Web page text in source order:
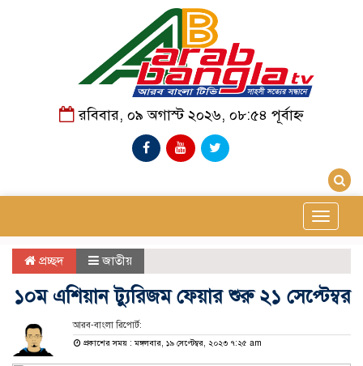
রবিবার, ০৯ অগাস্ট ২০২৬, ০৮:৫৪ পূর্বাহ্ন
Toggle
প্রচ্ছদ জাতীয়
১০ম এশিয়ান ট্যুরিজম ফেয়ার শুরু ২১ সেপ্টেম্বর
আরব-বাংলা রিপোর্ট:
প্রকাশের সময় : মঙ্গলবার, ১৯ সেপ্টেম্বর, ২০২৩ ৭:২৫ am